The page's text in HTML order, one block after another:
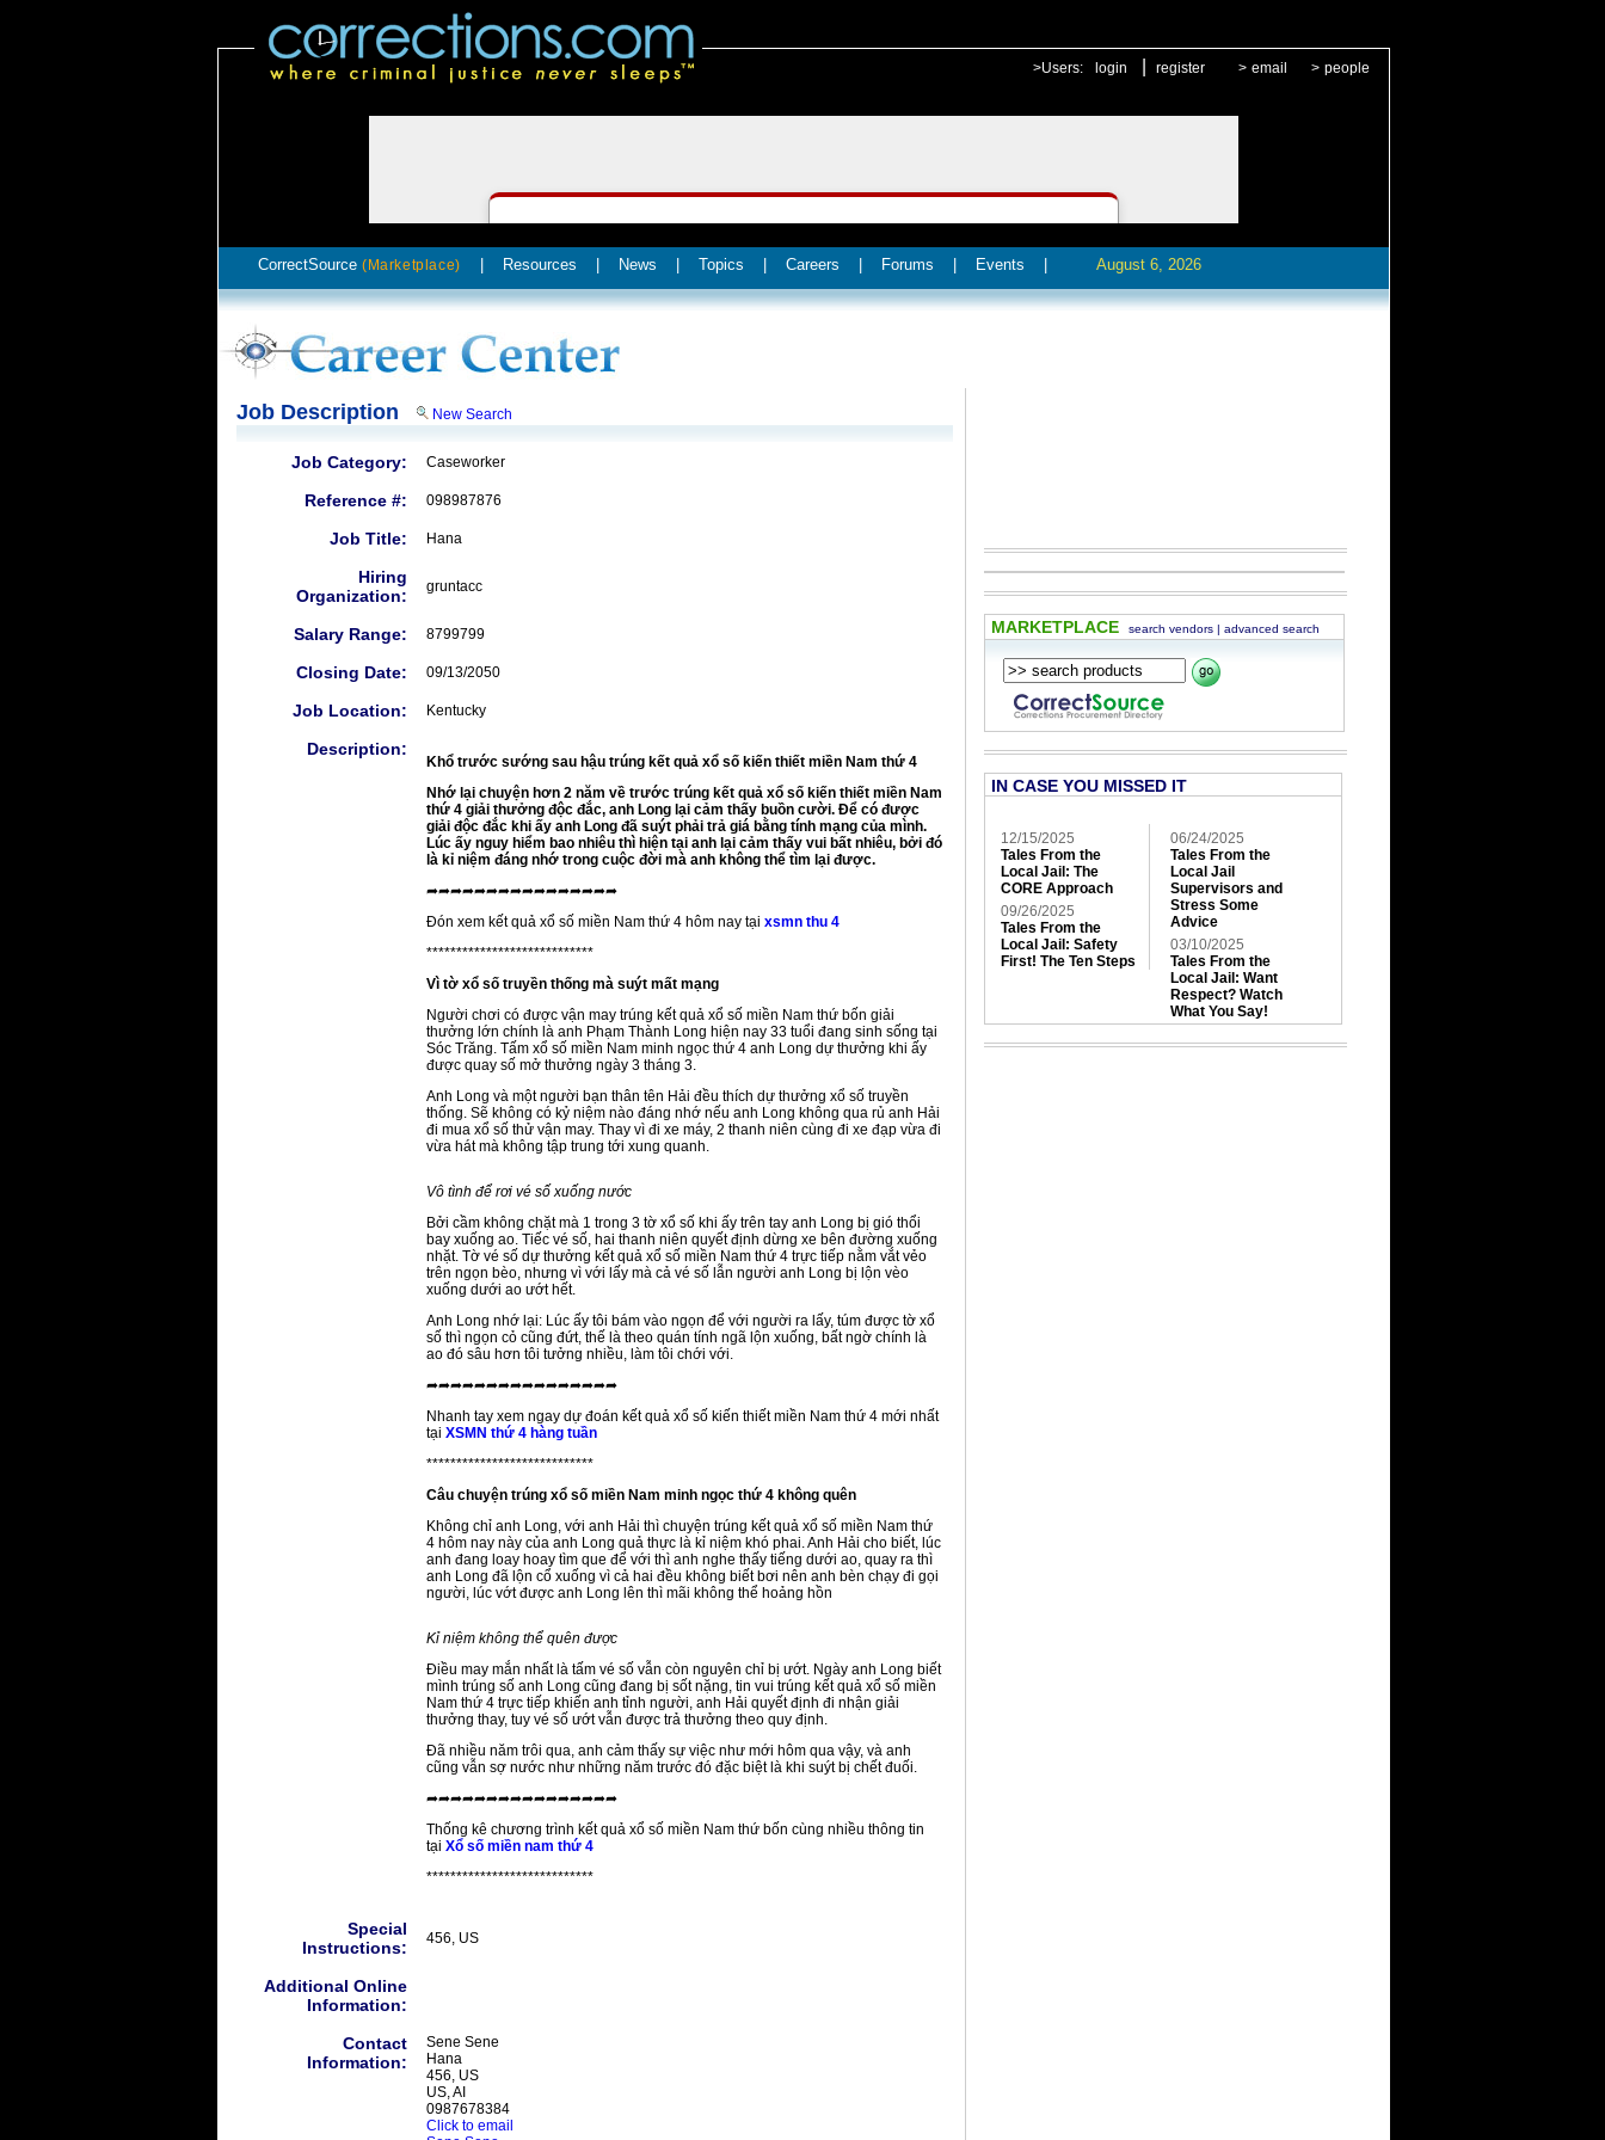
>Users: login register > email > people
CorrectSource (Marketplace) Resources News Topics Careers Forums Events August 6, 2026
Job Description New Search
Job Category: Caseworker
Reference #: 098987876
Job Title: Hana
Hiring
Organization:
gruntacc
Salary Range: 8799799
Closing Date: 09/13/2050
Job Location: Kentucky
Description:
Khổ trước sướng sau hậu trúng kết quả xổ số kiến thiết miền Nam thứ 4
Nhớ lại chuyện hơn 2 năm về trước trúng kết quả xổ số kiến thiết miền Nam
thứ 4 giải thưởng độc đắc, anh Long lại cảm thấy buồn cười. Để có được
giải độc đắc khi ấy anh Long đã suýt phải trả giá bằng tính mạng của mình.
Lúc ấy nguy hiểm bao nhiêu thì hiện tại anh lại cảm thấy vui bất nhiêu, bởi đó
là kỉ niệm đáng nhớ trong cuộc đời mà anh không thể tìm lại được.
➦➦➦➦➦➦➦➦➦➦➦➦➦➦➦➦
Đón xem kết quả xổ số miền Nam thứ 4 hôm nay tại xsmn thu 4
****************************
Vì tờ xổ số truyền thống mà suýt mất mạng
Người chơi có được vận may trúng kết quả xổ số miền Nam thứ bốn giải
thưởng lớn chính là anh Phạm Thành Long hiện nay 33 tuổi đang sinh sống tại
Sóc Trăng. Tấm xổ số miền Nam minh ngọc thứ 4 anh Long dự thưởng khi ấy
được quay số mở thưởng ngày 3 tháng 3.
Anh Long và một người bạn thân tên Hải đều thích dự thưởng xổ số truyền
thống. Sẽ không có kỷ niệm nào đáng nhớ nếu anh Long không qua rủ anh Hải
đi mua xổ số thử vận may. Thay vì đi xe máy, 2 thanh niên cùng đi xe đạp vừa đi
vừa hát mà không tập trung tới xung quanh.
Vô tình để rơi vé số xuống nước
Bởi cầm không chặt mà 1 trong 3 tờ xổ số khi ấy trên tay anh Long bị gió thổi
bay xuống ao. Tiếc vé số, hai thanh niên quyết định dừng xe bên đường xuống
nhặt. Tờ vé số dự thưởng kết quả xổ số miền Nam thứ 4 trực tiếp nằm vắt vẻo
trên ngọn bèo, nhưng vì với lấy mà cả vé số lẫn người anh Long bị lộn vèo
xuống dưới ao ướt hết.
Anh Long nhớ lại: Lúc ấy tôi bám vào ngọn để với người ra lấy, túm được tờ xổ
số thì ngọn cỏ cũng đứt, thế là theo quán tính ngã lộn xuống, bất ngờ chính là
ao đó sâu hơn tôi tưởng nhiều, làm tôi chới với.
➦➦➦➦➦➦➦➦➦➦➦➦➦➦➦➦
Nhanh tay xem ngay dự đoán kết quả xổ số kiến thiết miền Nam thứ 4 mới nhất
tại XSMN thứ 4 hàng tuần
****************************
Câu chuyện trúng xổ số miền Nam minh ngọc thứ 4 không quên
Không chỉ anh Long, với anh Hải thì chuyện trúng kết quả xổ số miền Nam thứ
4 hôm nay này của anh Long quả thực là kỉ niệm khó phai. Anh Hải cho biết, lúc
anh đang loay hoay tìm que để với thì anh nghe thấy tiếng dưới ao, quay ra thì
anh Long đã lộn cổ xuống vì cả hai đều không biết bơi nên anh bèn chạy đi gọi
người, lúc vớt được anh Long lên thì mãi không thể hoảng hồn
Kỉ niệm không thể quên được
Điều may mắn nhất là tấm vé số vẫn còn nguyên chỉ bị ướt. Ngày anh Long biết
mình trúng số anh Long cũng đang bị sốt nặng, tin vui trúng kết quả xổ số miền
Nam thứ 4 trực tiếp khiến anh tỉnh người, anh Hải quyết định đi nhận giải
thưởng thay, tuy vé số ướt vẫn được trả thưởng theo quy định.
Đã nhiều năm trôi qua, anh cảm thấy sự việc như mới hôm qua vậy, và anh
cũng vẫn sợ nước như những năm trước đó đặc biệt là khi suýt bị chết đuối.
➦➦➦➦➦➦➦➦➦➦➦➦➦➦➦➦
Thống kê chương trình kết quả xổ số miền Nam thứ bốn cùng nhiều thông tin
tại Xổ số miền nam thứ 4
****************************
Special
Instructions:
456, US
Additional Online
Information:
Contact
Information:
Sene Sene
Hana
456, US
US, AI
0987678384
Click to email
MARKETPLACE search vendors | advanced search
IN CASE YOU MISSED IT
12/15/2025
Tales From the
Local Jail: The
CORE Approach
09/26/2025
Tales From the
Local Jail: Safety
First! The Ten Steps
06/24/2025
Tales From the
Local Jail
Supervisors and
Stress Some
Advice
03/10/2025
Tales From the
Local Jail: Want
Respect? Watch
What You Say!